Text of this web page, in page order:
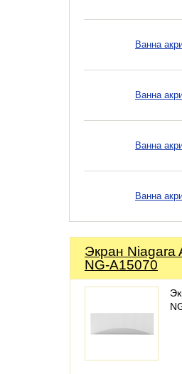
Ванна
Ванна
Ванна
Ванна
Экран Niagara
NG-A15070